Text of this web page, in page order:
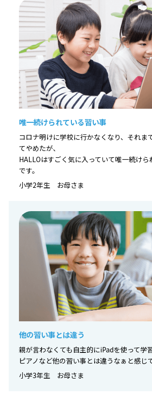
唯一続けられている習い事
コロナ明けに学校に行かなくなり、それま
てやめたが、
HALLOはすごく気に入っていて唯一続けら
です。
小学2年生 お母さま
他の習い事とは違う
親が言わなくても自主的にiPadを使って学
ピアノなど他の習い事とは違うなぁと感じ
小学3年生 お母さま